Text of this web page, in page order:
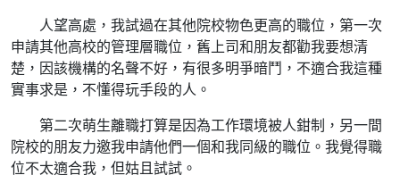
人望高處，我試過在其他院校物色更高的職位，第一次
申請其他高校的管理層職位，舊上司和朋友都勸我要想清
楚，因該機構的名聲不好，有很多明爭暗鬥，不適合我這種
實事求是，不懂得玩手段的人。
第二次萌生離職打算是因為工作環境被人鉗制，另一間
院校的朋友力邀我申請他們一個和我同級的職位。我覺得職
位不太適合我，但姑且試試。